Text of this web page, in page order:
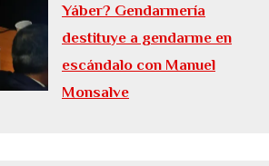
Yáber? Gendarmería
destituye a gendarme en
escándalo con Manuel
Monsalve